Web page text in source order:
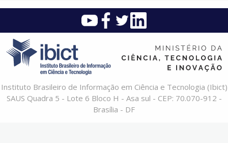
Instituto Brasileiro de Informação em Ciência e Tecnologia (Ibict)
SAUS Quadra 5 - Lote 6 Bloco H - Asa sul - CEP: 70.070-912 -
Brasília - DF